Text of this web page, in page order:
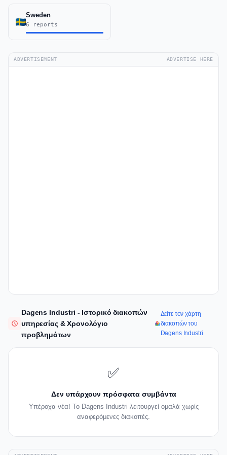
Sweden
6 reports
ADVERTISEMENT ADVERTISE HERE
Dagens Industri - Ιστορικό διακοπών
υπηρεσίας & Χρονολόγιο
προβλημάτων
Δείτε τον χάρτη
διακοπών του
Dagens Industri
✅
Δεν υπάρχουν πρόσφατα συμβάντα
Υπέροχα νέα! Το Dagens Industri λειτουργεί ομαλά χωρίς
αναφερόμενες διακοπές.